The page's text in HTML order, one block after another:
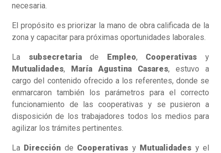
necesaria.
El propósito es priorizar la mano de obra calificada de la
zona y capacitar para próximas oportunidades laborales.
La subsecretariade Empleo, Cooperativas y
Mutualidades, María Agustina Casares, estuvo a
cargo del contenido ofrecido a los referentes, donde se
enmarcaron también los parámetros para el correcto
funcionamiento de las cooperativas y se pusieron a
disposición de los trabajadores todos los medios para
agilizar los trámites pertinentes.
La Dirección de Cooperativas y Mutualidades y el